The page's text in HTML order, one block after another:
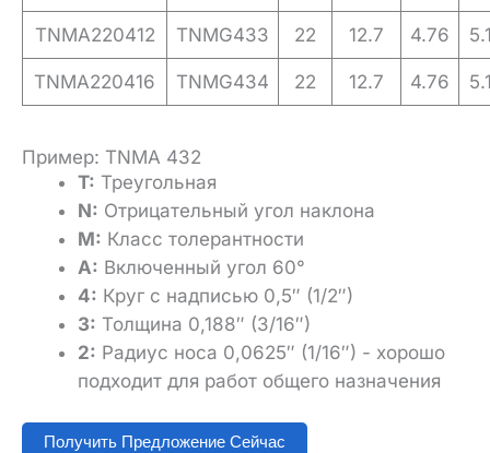
TNMA220412 TNMG433 22 12.7 4.76
TNMA220416 TNMG434 22 12.7 4.76
Пример: TNMA 432
T: Треугольная
N: Отрицательный угол наклона
M: Класс толерантности
A: Включенный угол 60°
4: Круг с надписью 0,5″ (1/2″)
3: Толщина 0,188″ (3/16″)
2: Радиус носа 0,0625″ (1/16″) - хорошо
подходит для работ общего назначения
Получить Предложение Сейчас